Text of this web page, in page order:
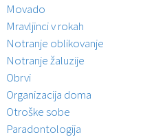
Movado
Mravljinci v rokah
Notranje oblikovanje
Notranje žaluzije
Obrvi
Organizacija doma
Otroške sobe
Paradontologija